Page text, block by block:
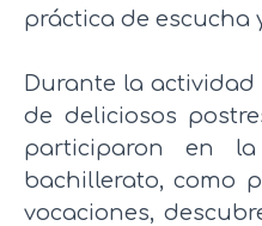
práctica de escucha
Durante la
de deliciosos
participaron en
bachillerato, como
vocaciones,